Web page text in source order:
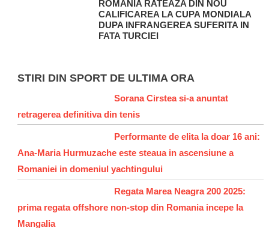
ROMANIA RATEAZA DIN NOU
CALIFICAREA LA CUPA MONDIALA
DUPA INFRANGEREA SUFERITA IN
FATA TURCIEI
STIRI DIN SPORT DE ULTIMA ORA
Sorana Cirstea si-a anuntat
retragerea definitiva din tenis
Performante de elita la doar 16 ani:
Ana-Maria Hurmuzache este steaua in ascensiune a
Romaniei in domeniul yachtingului
Regata Marea Neagra 200 2025:
prima regata offshore non-stop din Romania incepe la
Mangalia